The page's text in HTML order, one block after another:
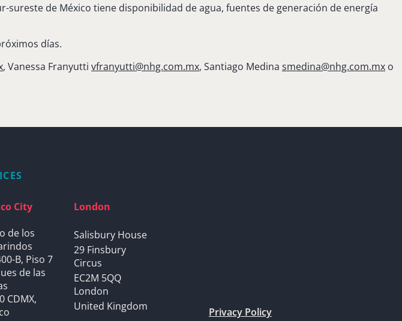
de México tiene disponibilidad de agua, fuentes de generación de energía
días.
, Vanessa Franyutti vfranyutti@nhg.com.mx, Santiago Medina smedina@nhg.com.mx o
City
de los
B, Piso 7
de las
CDMX,
London
Salisbury House
29 Finsbury
Circus
EC2M 5QQ
London
United Kingdom
Privacy Policy